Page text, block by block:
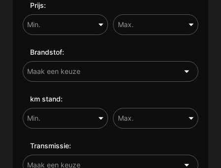
Prijs:
Brandstof:
km stand:
Transmissie: